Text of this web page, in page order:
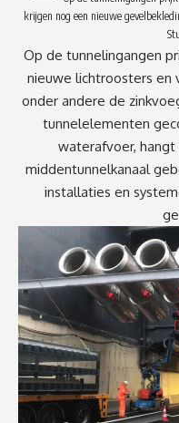
krijgen nog een nieuwe
Op de tunnelingangen
nieuwe lichtroosters en
onder andere de
tunnelelementen
waterafvoer, hangt
middentunnelkanaal
installaties en